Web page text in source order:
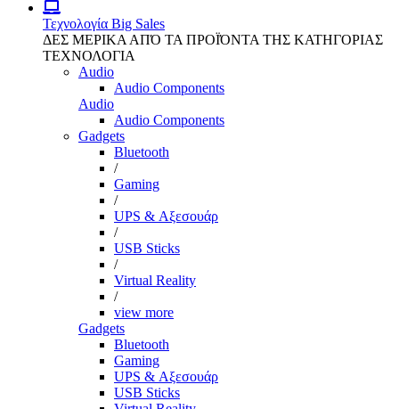
Τεχνολογία Big Sales
ΔΕΣ ΜΕΡΙΚΑ ΑΠΌ ΤΑ ΠΡΟΪΌΝΤΑ ΤΗΣ ΚΑΤΗΓΟΡΙΑΣ
ΤΕΧΝΟΛΟΓΙΑ
Audio
Audio Components
Audio
Audio Components
Gadgets
Bluetooth
/
Gaming
/
UPS & Αξεσουάρ
/
USB Sticks
/
Virtual Reality
/
view more
Gadgets
Bluetooth
Gaming
UPS & Αξεσουάρ
USB Sticks